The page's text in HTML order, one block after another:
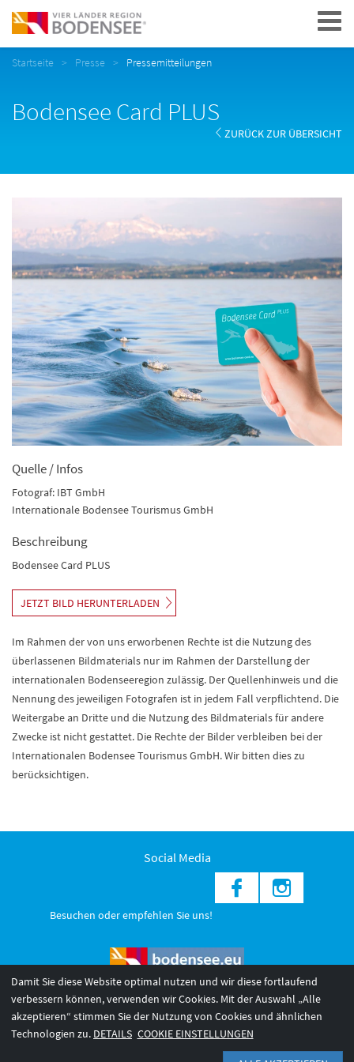
Navigation
Startseite Presse Pressemitteilungen
Bodensee Card PLUS
ZURÜCK ZUR ÜBERSICHT
Quelle / Infos
Fotograf: IBT GmbH
Internationale Bodensee Tourismus GmbH
Beschreibung
Bodensee Card PLUS
JETZT BILD HERUNTERLADEN
Im Rahmen der von uns erworbenen Rechte ist die Nutzung des
überlassenen Bildmaterials nur im Rahmen der Darstellung der
internationalen Bodenseeregion zulässig. Der Quellenhinweis und die
Nennung des jeweiligen Fotografen ist in jedem Fall verpflichtend. Die
Weitergabe an Dritte und die Nutzung des Bildmaterials für andere
Zwecke ist nicht gestattet. Die Rechte der Bilder verbleiben bei der
Internationalen Bodensee Tourismus GmbH. Wir bitten dies zu
berücksichtigen.
Social Media
Besuchen oder empfehlen Sie uns!
© 2026 Internationale Bodensee Tourismus GmbH
Damit Sie diese Website optimal nutzen und wir diese fortlaufend
verbessern können, verwenden wir Cookies. Mit der Auswahl „Alle
akzeptieren“ stimmen Sie der Nutzung von Cookies und ähnlichen
Technologien zu. DETAILS COOKIE EINSTELLUNGEN